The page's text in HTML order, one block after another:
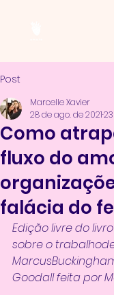
Post
Como
fluxo do
falácia do
Marcelle Xavier
28 de ago. de 2021
Edição livre do
sobre o
Goodall feita por